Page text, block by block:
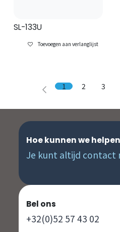
SL-133U
Toevoegen aan verlanglijst
1 2 3
Hoe kunnen we
Je kunt altijd contact
Bel ons
+32(0)52 57 43 02